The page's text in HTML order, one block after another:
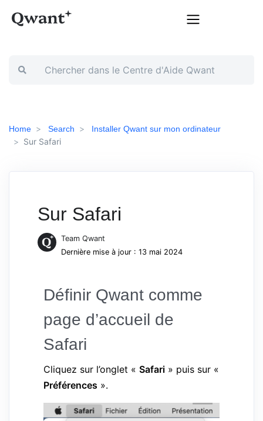
Home Search Installer Qwant sur mon ordinateur
Sur Safari
Sur Safari
Team Qwant
Dernière mise à jour : 13 mai 2024
Définir Qwant comme
page d’accueil de
Safari
Cliquez sur l’onglet « Safari » puis sur «
Préférences ».